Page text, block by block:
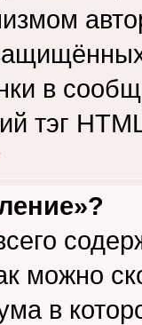
в
тэг
можно
в